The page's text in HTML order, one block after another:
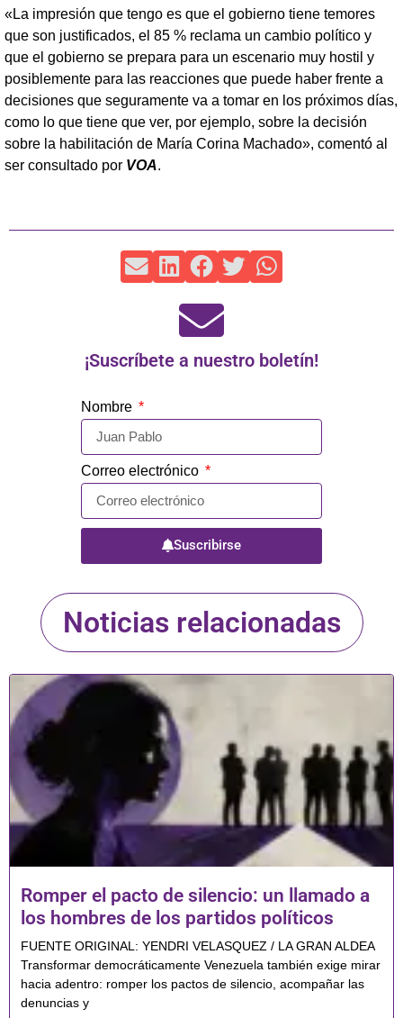
«La impresión que tengo es que el gobierno tiene temores
que son justificados, el 85 % reclama un cambio político y
que el gobierno se prepara para un escenario muy hostil y
posiblemente para las reacciones que puede haber frente a
decisiones que seguramente va a tomar en los próximos días,
como lo que tiene que ver, por ejemplo, sobre la decisión
sobre la habilitación de María Corina Machado», comentó al
ser consultado por VOA.
¡Suscríbete a nuestro boletín!
Nombre
Correo electrónico
Suscribirse
Noticias relacionadas
Romper el pacto de silencio: un llamado a
los hombres de los partidos políticos
FUENTE ORIGINAL: YENDRI VELASQUEZ / LA GRAN ALDEA
Transformar democráticamente Venezuela también exige mirar
hacia adentro: romper los pactos de silencio, acompañar las
denuncias y